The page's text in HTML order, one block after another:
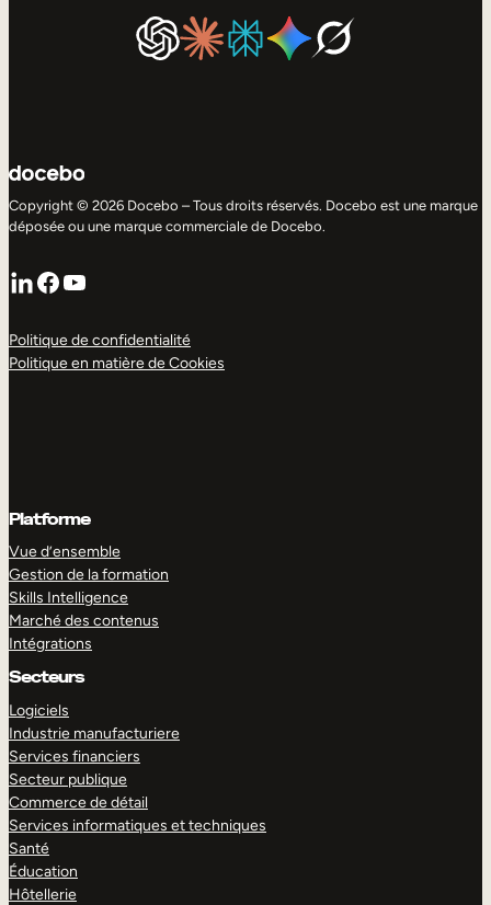
Copyright © 2026 Docebo – Tous droits réservés. Docebo est une marque
déposée ou une marque commerciale de Docebo.
LinkedIn
Facebook
YouTube
Politique de confidentialité
Politique en matière de Cookies
Platforme
Vue d’ensemble
Gestion de la formation
Skills Intelligence
Marché des contenus
Intégrations
Secteurs
Logiciels
Industrie manufacturiere
Services financiers
Secteur publique
Commerce de détail
Services informatiques et techniques
Santé
Éducation
Hôtellerie